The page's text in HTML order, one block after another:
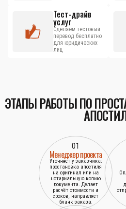
Тест-драйв
услуг
Сделаем тестовый
перевод бесплатно
для юридических
лиц
ЭТАПЫ РАБОТЫ ПО
01
Менеджер проекта
Уточняет у заказчика:
простановка апостиля
на оригинал или на
нотариальную копию
документа. Делает
расчёт стоимости и
сроков, направляет
бланк заказа.